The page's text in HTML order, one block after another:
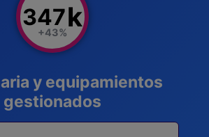
347k
y equipamientos
gestionados
+43%